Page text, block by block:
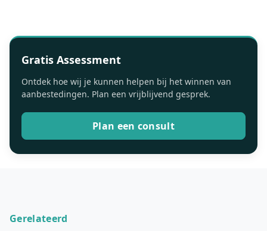
Gratis Assessment
Ontdek hoe wij je kunnen helpen bij het winnen van
aanbestedingen. Plan een vrijblijvend gesprek.
Plan een consult
Gerelateerd